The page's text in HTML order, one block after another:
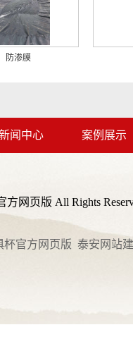
防渗膜
闻中心 案例展示
网页版 All Rights
杯官方网页版 泰安网站